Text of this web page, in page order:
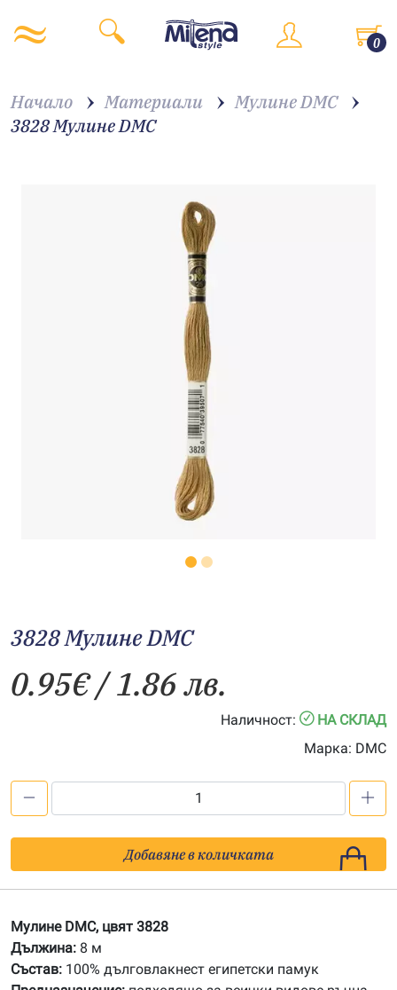
0
Начало Материали
Мулине DMC
3828 Мулине DMC
3828 Мулине DMC
0.95€/ 1.86 лв.
Наличност:
НА СКЛАД
Марка: DMC
Мулине
DMC
Добавяне в количката
Мулине DMC, цвят 3828
Дължина: 8 м
Състав: 100% дълговлакнест египетски памук